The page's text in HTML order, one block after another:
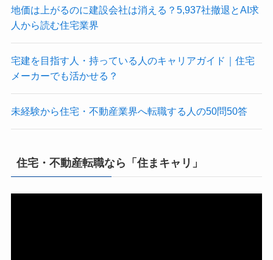
地価は上がるのに建設会社は消える？5,937社撤退とAI求
人から読む住宅業界
宅建を目指す人・持っている人のキャリアガイド｜住宅
メーカーでも活かせる？
未経験から住宅・不動産業界へ転職する人の50問50答
住宅・不動産転職なら「住まキャリ」